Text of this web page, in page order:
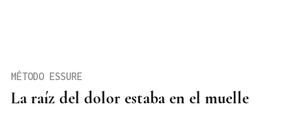
La raíz del dolor estaba en el muelle
MÉTODO ESSURE